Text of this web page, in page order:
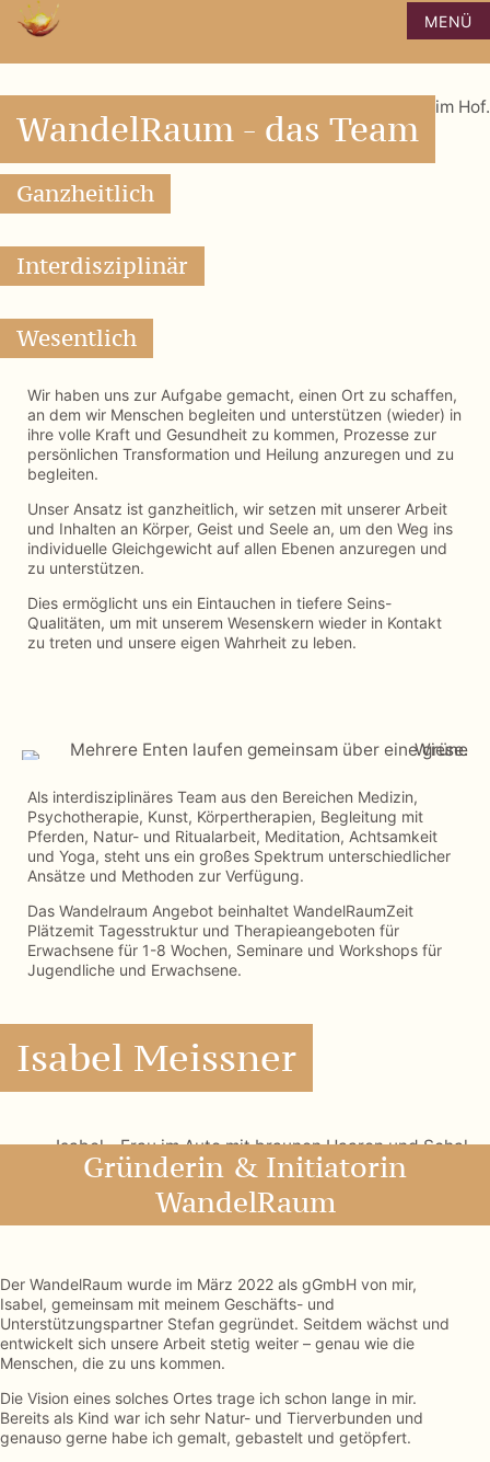
Zum
Inhalt
MENÜ
WandelRaum - das Team
Ganzheitlich
Interdisziplinär
Wesentlich
Wir haben uns zur Aufgabe gemacht, einen Ort zu schaffen,
an dem wir Menschen begleiten und unterstützen (wieder) in
ihre volle Kraft und Gesundheit zu kommen, Prozesse zur
persönlichen Transformation und Heilung anzuregen und zu
begleiten.
Unser Ansatz ist ganzheitlich, wir setzen mit unserer Arbeit
und Inhalten an Körper, Geist und Seele an, um den Weg ins
individuelle Gleichgewicht auf allen Ebenen anzuregen und
zu unterstützen.
Dies ermöglicht uns ein Eintauchen in tiefere Seins-
Qualitäten, um mit unserem Wesenskern wieder in Kontakt
zu treten und unsere eigen Wahrheit zu leben.
Als interdisziplinäres Team aus den Bereichen Medizin,
Psychotherapie, Kunst, Körpertherapien, Begleitung mit
Pferden, Natur- und Ritualarbeit, Meditation, Achtsamkeit
und Yoga, steht uns ein großes Spektrum unterschiedlicher
Ansätze und Methoden zur Verfügung.
Das Wandelraum Angebot beinhaltet WandelRaumZeit
Plätzemit Tagesstruktur und Therapieangeboten für
Erwachsene für 1-8 Wochen, Seminare und Workshops für
Jugendliche und Erwachsene.
Isabel Meissner
Gründerin & Initiatorin
WandelRaum
Der WandelRaum wurde im März 2022 als gGmbH von mir,
Isabel, gemeinsam mit meinem Geschäfts- und
Unterstützungspartner Stefan gegründet. Seitdem wächst und
entwickelt sich unsere Arbeit stetig weiter – genau wie die
Menschen, die zu uns kommen.
Die Vision eines solches Ortes trage ich schon lange in mir.
Bereits als Kind war ich sehr Natur- und Tierverbunden und
genauso gerne habe ich gemalt, gebastelt und getöpfert.